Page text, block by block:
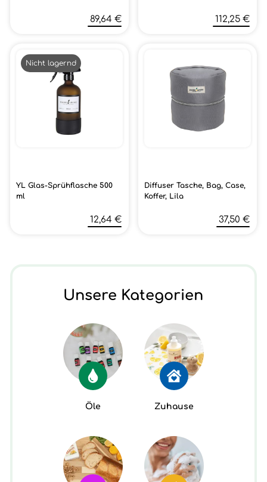
89,64 € 112,25 €
YL Glas-Sprühflasche 500
ml
12,64 €
Nicht lagernd
Diffuser Tasche, Bag, Case,
Koffer, Lila
37,50 €
Unsere Kategorien
Öle Zuhause